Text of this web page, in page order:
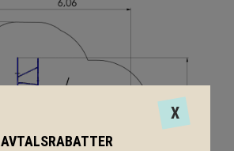
X
AVTALSRABATTER